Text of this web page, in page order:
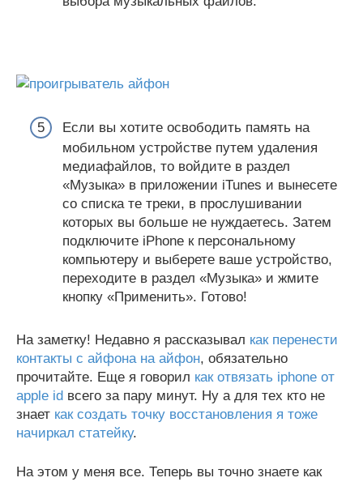
Если вы хотите освободить память на
мобильном устройстве путем удаления
медиафайлов, то войдите в раздел
«Музыка» в приложении iTunes и вынесете
со списка те треки, в прослушивании
которых вы больше не нуждаетесь. Затем
подключите iPhone к персональному
компьютеру и выберете ваше устройство,
переходите в раздел «Музыка» и жмите
кнопку «Применить». Готово!
На заметку! Недавно я рассказывал как перенести
контакты с айфона на айфон, обязательно
прочитайте. Еще я говорил как отвязать iphone от
apple id всего за пару минут. Ну а для тех кто не
знает как создать точку восстановления я тоже
начиркал статейку.
На этом у меня все. Теперь вы точно знаете как